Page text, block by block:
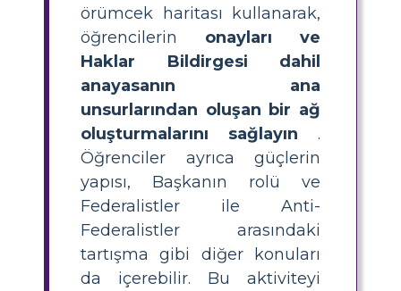
örümcek haritası kullanarak,
öğrencilerin onayları ve
Haklar Bildirgesi dahil
anayasanın ana
unsurlarından oluşan bir ağ
oluşturmalarını sağlayın .
Öğrenciler ayrıca güçlerin
yapısı, Başkanın rolü ve
Federalistler ile Anti-
Federalistler arasındaki
tartışma gibi diğer konuları
da içerebilir. Bu aktiviteyi